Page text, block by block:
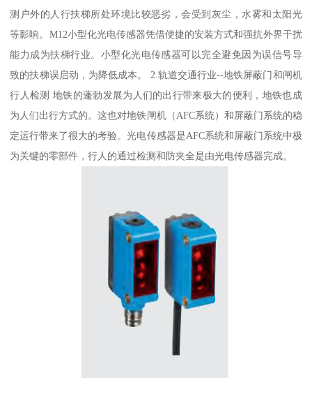
测户外的人行扶梯所处环境比较恶劣，会受到灰尘，水雾和太阳光
等影响。M12小型化光电传感器凭借便捷的安装方式和强抗外界干扰
能力成为扶梯行业。小型化光电传感器可以完全避免因为误信号导
致的扶梯误启动，为降低成本。 2.轨道交通行业--地铁屏蔽门和闸机
行人检测 地铁的蓬勃发展为人们的出行带来极大的便利，地铁也成
为人们出行方式的。这也对地铁闸机（AFC系统）和屏蔽门系统的稳
定运行带来了很大的考验。光电传感器是AFC系统和屏蔽门系统中极
为关键的零部件，行人的通过检测和防夹全是由光电传感器完成。